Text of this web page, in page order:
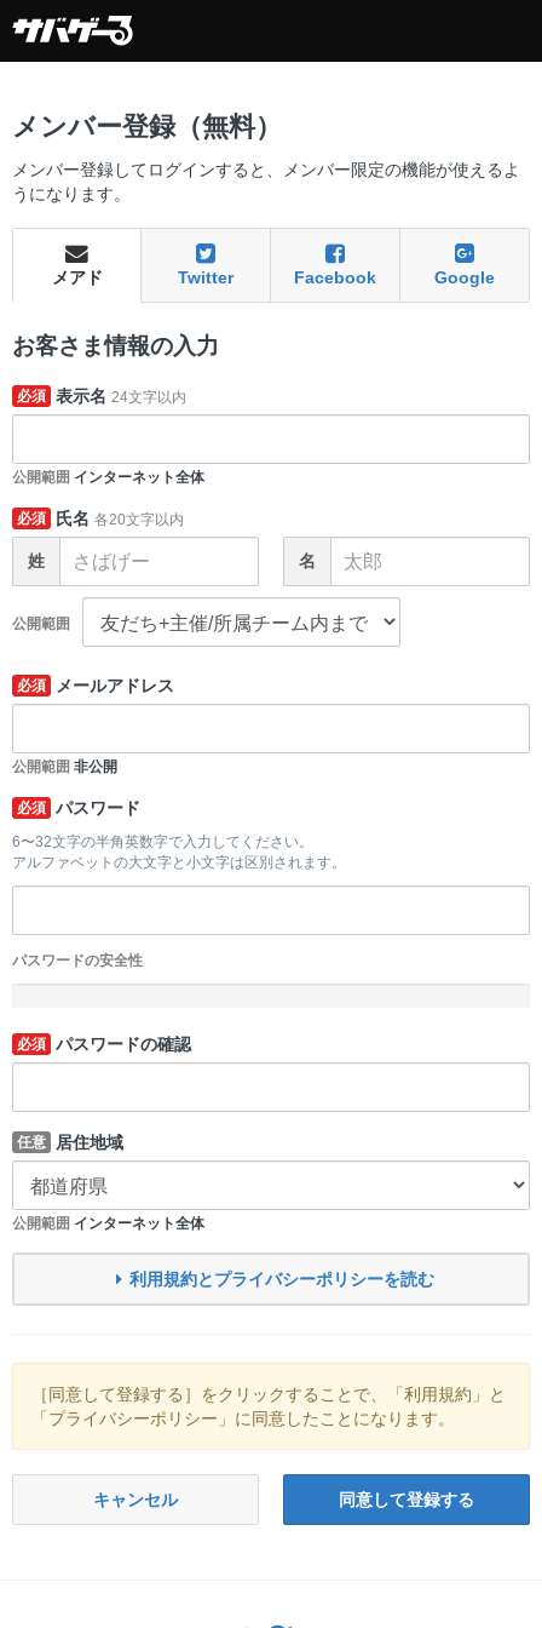
メンバー登録（無料）
メンバー登録してログインすると、メンバー限定の機能が使えるよ
うになります。
メアド Twitter Facebook Google
お客さま情報の入力
必須 表示名 24文字以内
公開範囲 インターネット全体
必須 氏名 各20文字以内
姓 名
公開範囲
必須 メールアドレス
公開範囲 非公開
必須 パスワード
6〜32文字の半角英数字で入力してください。
アルファベットの大文字と小文字は区別されます。
パスワードの安全性
必須 パスワードの確認
任意 居住地域
公開範囲 インターネット全体
利用規約とプライバシーポリシーを読む
［同意して登録する］をクリックすることで、「利用規約」と
「プライバシーポリシー」に同意したことになります。
キャンセル 同意して登録する